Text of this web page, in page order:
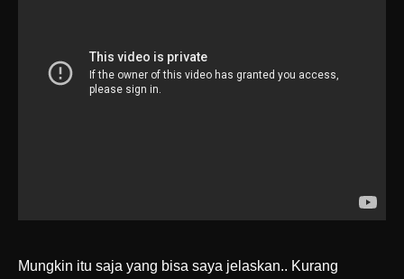
Mungkin itu saja yang bisa saya jelaskan.. Kurang